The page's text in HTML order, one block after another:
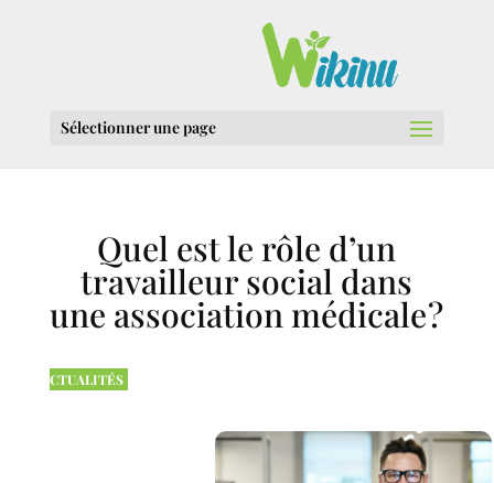
Sélectionner une page
Quel est le rôle d’un
travailleur social dans
une association médicale ?
CTUALITÉS